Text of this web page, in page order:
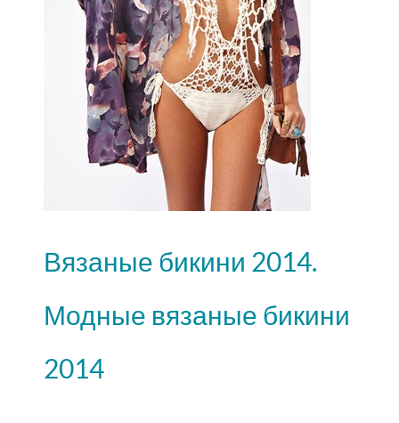
Вязаные бикини 2014.
Модные вязаные бикини
2014